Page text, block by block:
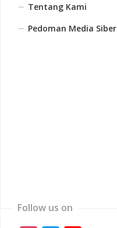
Tentang Kami
Pedoman Media Siber
Follow us on